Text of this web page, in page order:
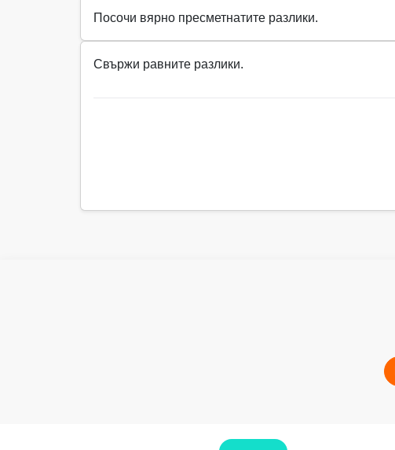
Посочи вярно пресметнатите разлики.
Свържи равните разлики.